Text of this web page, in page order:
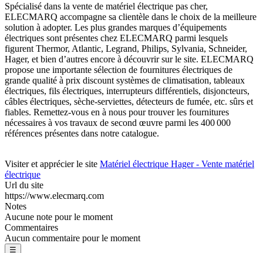
Spécialisé dans la vente de matériel électrique pas cher,
ELECMARQ accompagne sa clientèle dans le choix de la meilleure
solution à adopter. Les plus grandes marques d’équipements
électriques sont présentes chez ELECMARQ parmi lesquels
figurent Thermor, Atlantic, Legrand, Philips, Sylvania, Schneider,
Hager, et bien d’autres encore à découvrir sur le site. ELECMARQ
propose une importante sélection de fournitures électriques de
grande qualité à prix discount systèmes de climatisation, tableaux
électriques, fils électriques, interrupteurs différentiels, disjoncteurs,
câbles électriques, sèche-serviettes, détecteurs de fumée, etc. sûrs et
fiables. Remettez-vous en à nous pour trouver les fournitures
nécessaires à vos travaux de second œuvre parmi les 400 000
références présentes dans notre catalogue.
Visiter et apprécier le site Matériel électrique Hager - Vente matériel
électrique
Url du site
https://www.elecmarq.com
Notes
Aucune note pour le moment
Commentaires
Aucun commentaire pour le moment
☰